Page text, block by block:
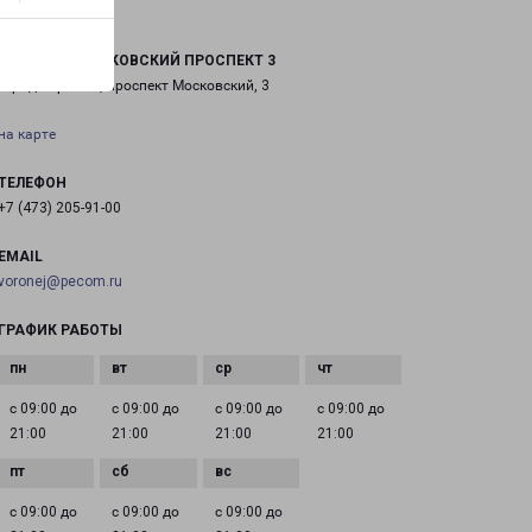
МОСКОВСКИЙ ПРОСПЕКТ 3
Воронеж, проспект Московский, 3
карте
(473) 205-91-00
РАБОТЫ
с 09:00 до
21:00
с 09:00 до
21:00
с 09:00 до
21:00
с 09:00 до
21:00
с 09:00 до
с 09:00 до
с 09:00 до